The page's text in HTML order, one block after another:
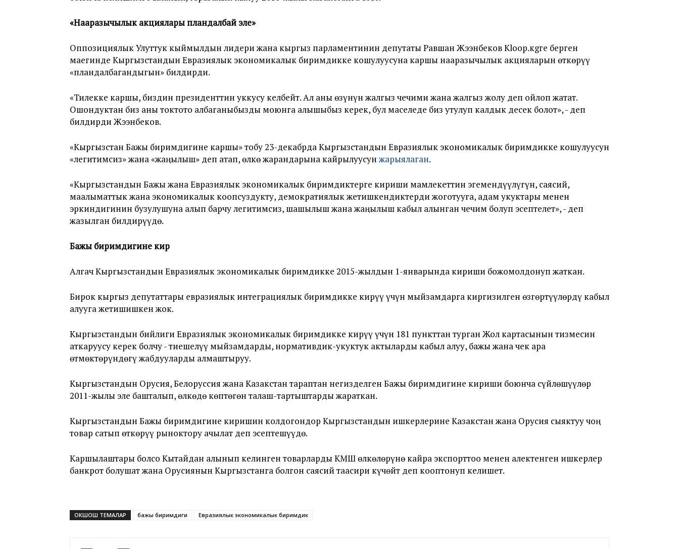
«Нааразычылык акциялары пландалбай эле»
Оппозициялык Улуттук кыймылдын лидери жана кыргыз парламентинин депутаты Равшан Жээнбеков Kloop.кgге берген
маегинде Кыргызстандын Евразиялык экономикалык биримдикке кошулуусуна каршы нааразычылык акцияларын өткөрүү
«пландалбагандыгын» билдирди.
«Тилекке каршы, биздин президенттин уккусу келбейт. Ал аны өзүнүн жалгыз чечими жана жалгыз жолу деп ойлоп жатат.
Ошондуктан биз аны токтото албаганыбызды моюнга алышыбыз керек, бул маселеде биз утулуп калдык десек болот», - деп
билдирди Жээнбеков.
«Кыргызстан Бажы биримдигине каршы» тобу 23-декабрда Кыргызстандын Евразиялык экономикалык биримдикке кошулуусун
«легитимсиз» жана «жаңылыш» деп атап, өлкө жарандарына кайрылуусунжарыялаган.
«Кыргызстандын Бажы жана Евразиялык экономикалык биримдиктерге кириши мамлекеттин эгемендүүлүгүн, саясий,
маалыматтык жана экономикалык коопсуздукту, демократиялык жетишкендиктерди жоготууга, адам укуктары менен
эркиндигинин бузулушуна алып барчу легитимсиз, шашылыш жана жаңылыш кабыл алынган чечим болуп эсептелет», - деп
жазылган билдирүүдө.
Бажы биримдигине кирүү
Алгач Кыргызстандын Евразиялык экономикалык биримдикке 2015-жылдын 1-январында кириши божомолдонуп жаткан.
Бирок кыргыз депутаттары евразиялык интеграциялык биримдикке кирүү үчүн мыйзамдарга киргизилген өзгөртүүлөрдү кабыл
алууга жетишишкен жок.
Кыргызстандын бийлиги Евразиялык экономикалык биримдикке кирүү үчүн 181 пункттан турган Жол картасынын тизмесин
аткаруусу керек болчу - тиешелүү мыйзамдарды, нормативдик-укуктук актыларды кабыл алуу, бажы жана чек ара
өтмөктөрүндөгү жабдууларды алмаштыруу.
Кыргызстандын Орусия, Белоруссия жана Казакстан тараптан негизделген Бажы биримдигине кириши боюнча сүйлөшүүлөр
2011-жылы эле башталып, өлкөдө көптөгөн талаш-тартыштарды жараткан.
Кыргызстандын Бажы биримдигине киришин колдогондор Кыргызстандын ишкерлерине Казакстан жана Орусия сыяктуу чоң
товар сатып өткөрүү рыноктору ачылат деп эсептешүүдө.
Каршылаштары болсо Кытайдан алынып келинген товарларды КМШ өлкөлөрүнө кайра экспорттоо менен алектенген ишкерлер
банкрот болушат жана Орусиянын Кыргызстанга болгон саясий таасири күчөйт деп кооптонуп келишет.
ОКШОШ ТЕМАЛАР бажы биримдиги Евразиялык экономикалык биримдик